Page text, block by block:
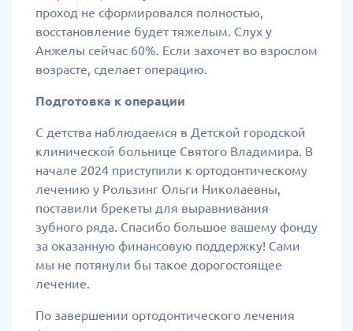
проход не сформировался полностью,
восстановление будет тяжелым. Слух у
Анжелы сейчас 60%. Если захочет во взрослом
возрасте, сделает операцию.
Подготовка к операции
С детства наблюдаемся в Детской городской
клинической больнице Святого Владимира. В
начале 2024 приступили к ортодонтическому
лечению у Рользинг Ольги Николаевны,
поставили брекеты для выравнивания
зубного ряда. Спасибо большое вашему фонду
за оказанную финансовую поддержку! Сами
мы не потянули бы такое дорогостоящее
лечение.
По завершении ортодонтического лечения